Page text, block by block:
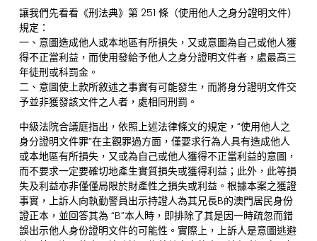
讓我們先看看《刑法典》第 251 條（使用他人之身分證明文件）
規定：
一、意圖造成他人或本地區有所損失，又或意圖為自己或他人獲
得不正當利益，而使用發給予他人之身分證明文件者，處最高三
年徒刑或科罰金。
二、意圖使上款所敘述之事實有可能發生，而將身分證明文件交
予並非獲發該文件之人者，處相同刑罰。
中級法院合議庭指出，依照上述法律條文的規定，“使用他人之
身分證明文件罪”在主觀罪過方面，僅要求行為人具有造成他人
或本地區有所損失，又或為自己或他人獲得不正當利益的意圖，
而不要求一定要確切地產生實質損失或獲得利益；此外，此等損
失及利益亦非僅僅局限於財產性之損失或利益。根據本案之獲證
事實，上訴人向執勤警員出示持證人為其兄長B的澳門居民身份
證正本，並回答其為 “B”本人時，即排除了其是因一時疏忽而錯
誤出示他人身份證明文件的可能性。實際上，上訴人是意圖逃避